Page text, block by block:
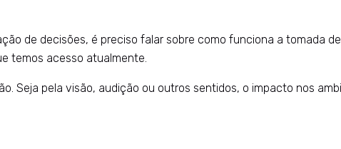
de decisões, é preciso falar sobre como funciona a tomada
temos acesso atualmente.
Seja pela visão, audição ou outros sentidos, o impacto nos